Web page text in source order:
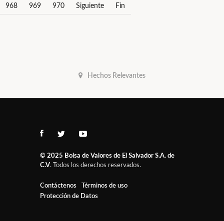
968 969 970 Siguiente Fin
Hechos Relevantes
© 2025 Bolsa de Valores de El Salvador S.A. de
C.V. Todos los derechos reservados.
Contáctenos
Términos de uso
Protección de Datos